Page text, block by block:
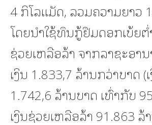
4 ກິໂລແມັດ, ລວມຄວາມຍາວ
ໂດຍນຳໃຊ້ທຶນກູ້ຢືມດອກເບ້ຍຕໍ່
ຊ່ວຍເຫລືອລ້າ ຈາກລາຊະອາ
ເງິນ 1.833,7 ລ້ານກວ່າບາດ (
1.742,6 ລ້ານບາດ ເທົ່າກັບ
ເງິນຊ່ວຍເຫລືອລ້າ 91.863 ລ້